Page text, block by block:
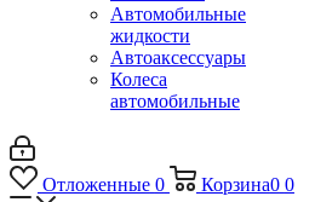
Автомобильные
жидкости
Автоаксессуары
Колеса
автомобильные
Отложенные 0 Корзина0 0